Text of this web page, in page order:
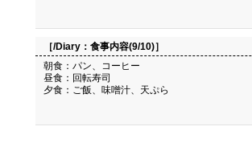
［/Diary： 食事内容(9/10)］
朝食：パン、コーヒー
昼食：回転寿司
夕食：ご飯、味噌汁、天ぷら